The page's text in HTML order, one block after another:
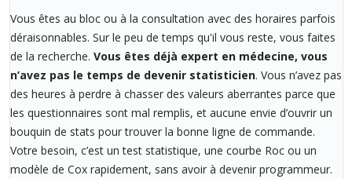
Vous êtes au bloc ou à la consultation avec des horaires parfois
déraisonnables. Sur le peu de temps qu'il vous reste, vous faites
de la recherche. Vous êtes déjà expert en médecine, vous
n’avez pas le temps de devenir statisticien. Vous n’avez pas
des heures à perdre à chasser des valeurs aberrantes parce que
les questionnaires sont mal remplis, et aucune envie d’ouvrir un
bouquin de stats pour trouver la bonne ligne de commande.
Votre besoin, c’est un test statistique, une courbe Roc ou un
modèle de Cox rapidement, sans avoir à devenir programmeur.